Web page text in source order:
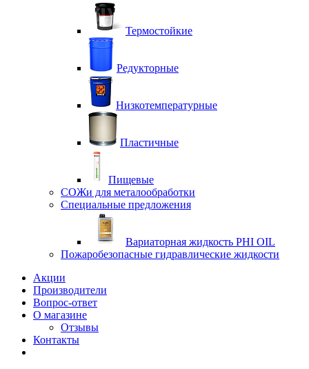
Термостойкие
Редукторные
Низкотемпературные
Пластичные
Пищевые
СОЖи для металообработки
Специальные предложения
Вариаторная жидкость PHI OIL
Пожаробезопасные гидравлические жидкости
Акции
Производители
Вопрос-ответ
О магазине
Отзывы
Контакты